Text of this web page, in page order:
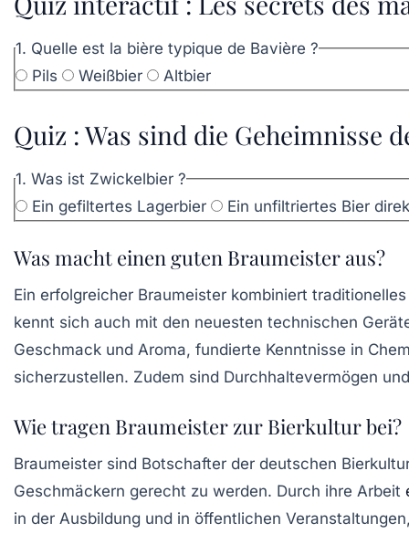
1. Quelle est la bière typique de Bavière ?
Pils
Weißbier Altbier
Quiz : Was sind die Geheimnisse
1. Was ist Zwickelbier ?
Ein gefiltertes Lagerbier
Ein unfiltriertes Bier
Was macht einen guten Braumeister aus?
Ein erfolgreicher Braumeister kombiniert
kennt sich auch mit den neuesten technischen
Geschmack und Aroma, fundierte Kenntnisse in
sicherzustellen. Zudem sind Durchhaltevermögen
Wie tragen Braumeister zur Bierkultur bei?
Braumeister sind Botschafter der deutschen
Geschmäckern gerecht zu werden. Durch ihre Arbeit
in der Ausbildung und in öffentlichen